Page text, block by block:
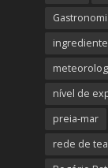
nível de
preia-mar
rede de